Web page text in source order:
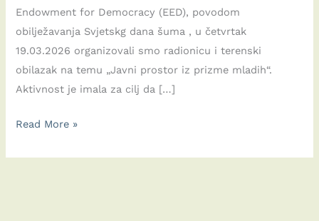
Endowment for Democracy (EED), povodom
obilježavanja Svjetskg dana šuma , u četvrtak
19.03.2026 organizovali smo radionicu i terenski
obilazak na temu „Javni prostor iz prizme mladih“.
Aktivnost je imala za cilj da […]
MLADI
JAVNOM
Read More »